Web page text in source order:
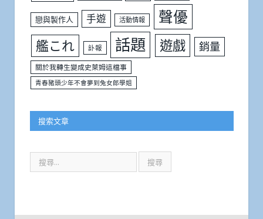
戀與製作人 手遊 活動情報 聲優
艦これ 訃報 話題 遊戲 銷量
關於我轉生變成史萊姆這檔事
青春豬頭少年不會夢到兔女郎學姐
搜索文章